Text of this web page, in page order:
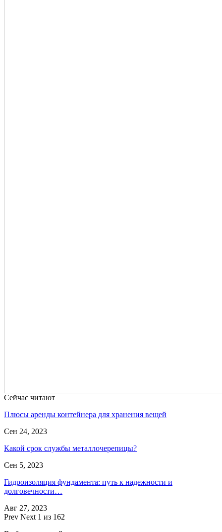
Сейчас читают
Плюсы аренды контейнера для хранения вещей
Сен 24, 2023
Какой срок службы металлочерепицы?
Сен 5, 2023
Гидроизоляция фундамента: путь к надежности и
долговечности…
Авг 27, 2023
Prev Next 1 из 162